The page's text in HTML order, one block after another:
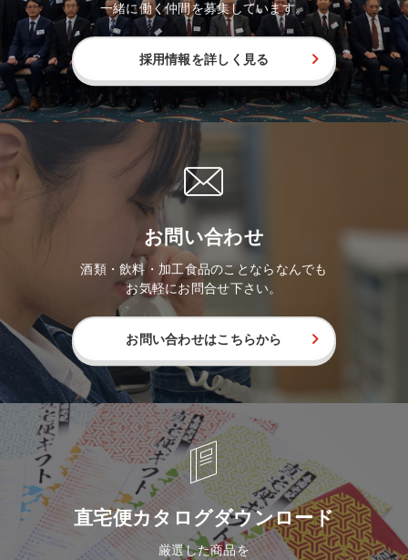
一緒に働く仲間を募集しています。
採用情報を詳しく見る
お問い合わせ
酒類・飲料・加工食品のことならなんでも
お気軽にお問合せ下さい。
お問い合わせはこちらから
直宅便カタログダウンロード
厳選した商品を